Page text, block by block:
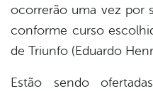
ocorrerão uma vez por
conforme curso
de Triunfo (Eduardo
Estão sendo